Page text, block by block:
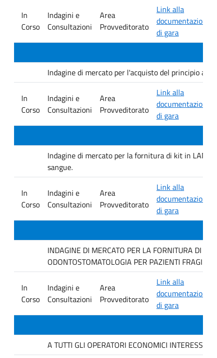
In
Corso
Indagini e
Consultazioni
Area
Provveditorato
Link alla
documentazione
di gara
Indagine di mercato per l'acquisto del principio
In
Corso
Indagini e
Consultazioni
Area
Provveditorato
Link alla
documentazione
di gara
Indagine di mercato per la fornitura di kit in LAMP
sangue.
In
Corso
Indagini e
Consultazioni
Area
Provveditorato
Link alla
documentazione
di gara
INDAGINE DI MERCATO PER LA FORNITURA DI
ODONTOSTOMATOLOGIA PER PAZIENTI FRAGILI.
In
Corso
Indagini e
Consultazioni
Area
Provveditorato
Link alla
documentazione
di gara
A TUTTI GLI OPERATORI ECONOMICI